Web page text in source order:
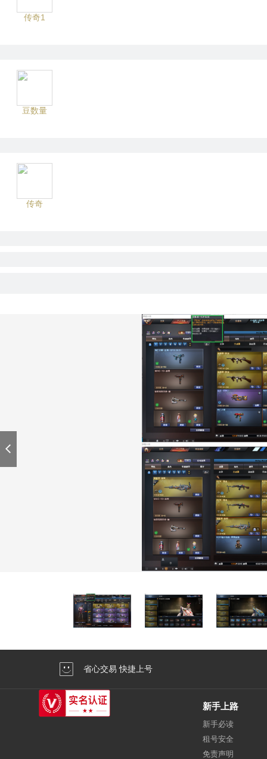
传奇1
豆数量
传奇
省心交易 快捷上号
新手上路
新手必读
租号安全
免责声明